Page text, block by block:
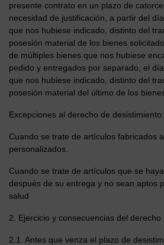
presente contrato en un plazo de
necesidad de justificación, a partir del
que nos hubiese indicado, distinto del
posesión material de los bienes
de múltiples bienes que nos hubiese
pedido y entregados por separado, el
que nos hubiese indicado, distinto del
posesión material del último de los
Excepciones al derecho de desistimiento:
Cuando se trate de artículos fabricados
personalizados.
Cuando se trate de artículos que se
después de su entrega y no sean aptos
salud
2. Ejercicio y consecuencias del derecho
2.1. Antes que venza el plazo de